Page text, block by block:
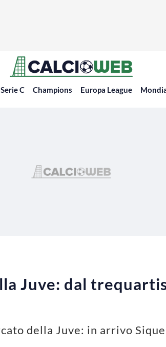
Serie C Champions Europa League
Juve: dal
della Juve: in arrivo